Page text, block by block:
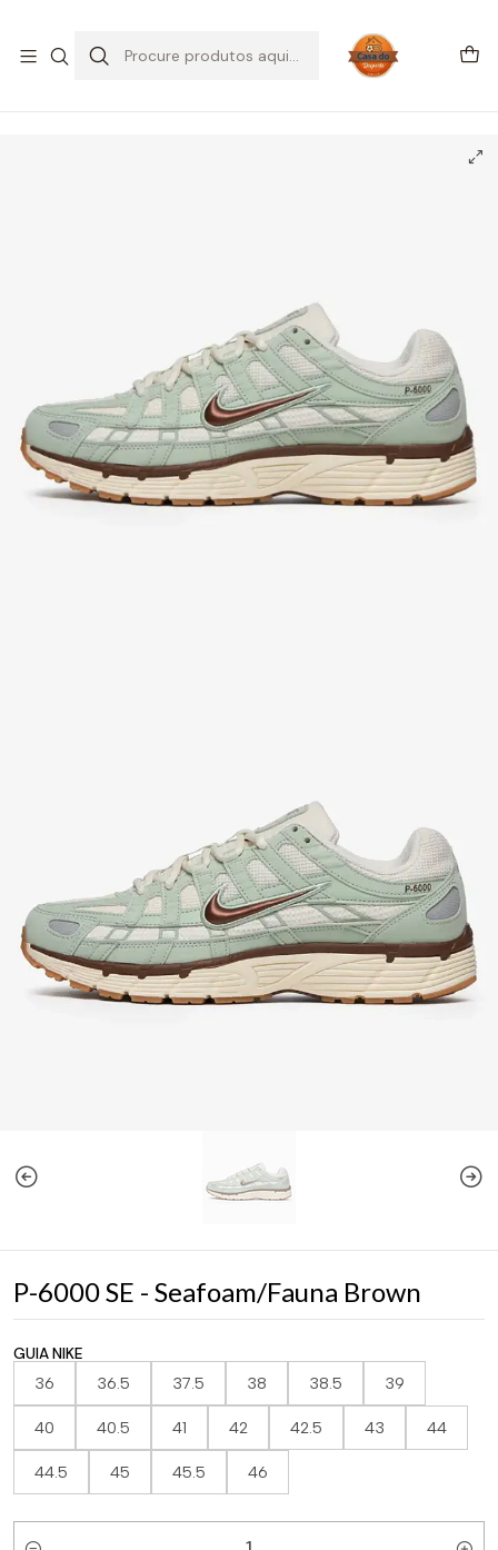
Início CALÇADO Nike P-6000 SE - Seafoam/Fauna Brown
P-6000 SE - Seafoam/Fauna Brown
GUIA NIKE
36 36.5 37.5 38 38.5 39
40 40.5 41 42 42.5 43 44
44.5 45 45.5 46